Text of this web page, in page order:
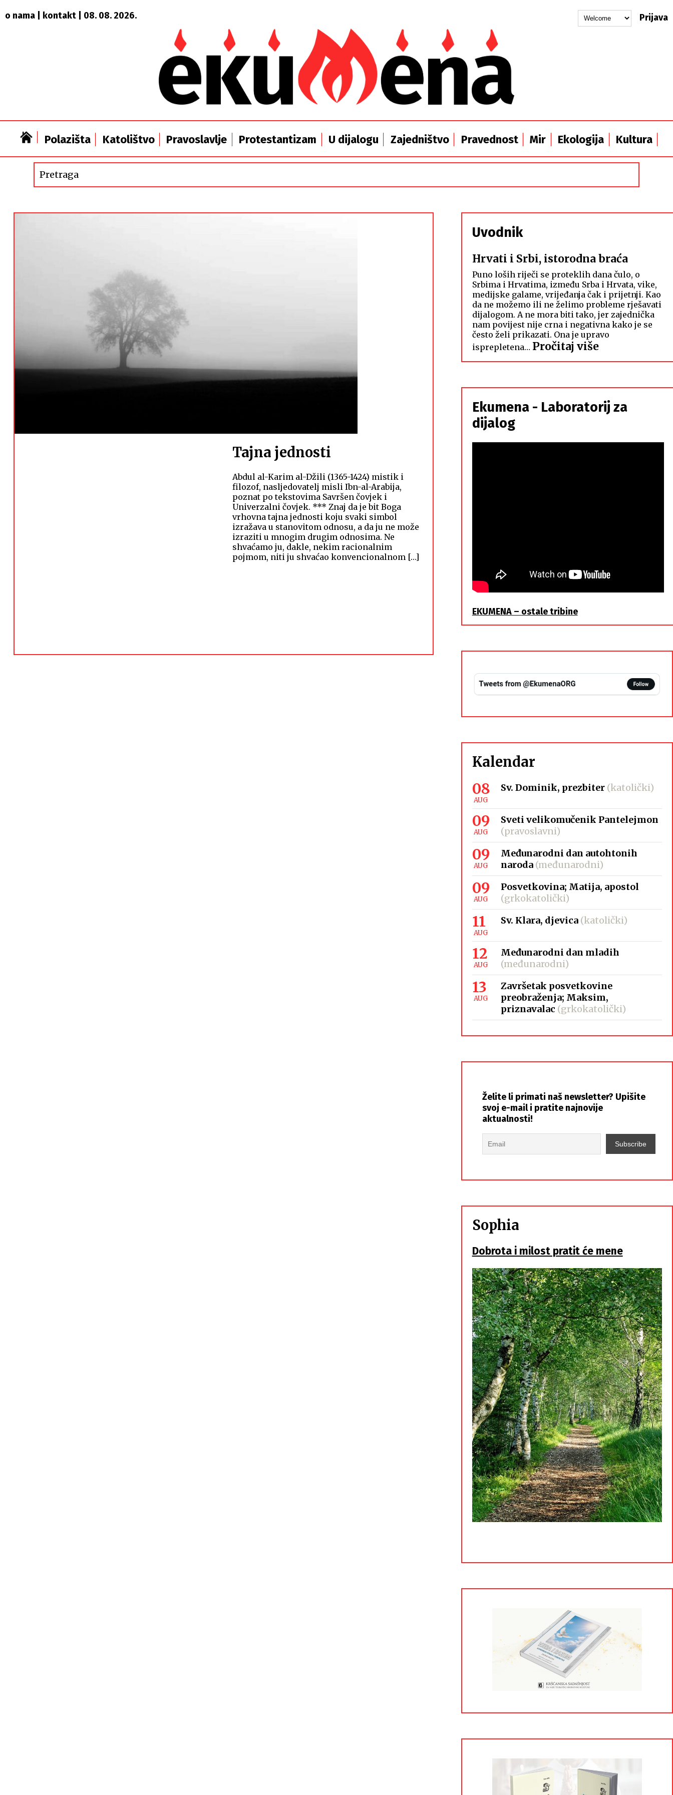
o nama kontakt | 08. 08. 2026. Prijava
Polazišta Katolištvo Pravoslavlje Protestantizam U dijalogu Zajedništvo Pravednost Mir Ekologija Kultura
Tajna jednosti
Abdul al-Karim al-Džili (1365-1424) mistik i
filozof, nasljedovatelj misli Ibn-al-Arabija,
poznat po tekstovima Savršen čovjek i
Univerzalni čovjek. *** Znaj da je bit Boga
vrhovna tajna jednosti koju svaki simbol
izražava u stanovitom odnosu, a da ju ne može
izraziti u mnogim drugim odnosima. Ne
shvaćamo ju, dakle, nekim racionalnim
pojmom, niti ju shvaćao konvencionalnom […]
Uvodnik
Hrvati i Srbi, istorodna braća
Puno loših riječi se proteklih dana čulo, o
Srbima i Hrvatima, između Srba i Hrvata, vike,
medijske galame, vrijeđanja čak i prijetnji. Kao
da ne možemo ili ne želimo probleme rješavati
dijalogom. A ne mora biti tako, jer zajednička
nam povijest nije crna i negativna kako je se
često želi prikazati. Ona je upravo
isprepletena… Pročitaj više:
Hrvati
Srbi,
istorodna
braća
Ekumena - Laboratorij za
dijalog
EKUMENA – ostale tribine
Kalendar
08
AUG
Sv. Dominik, prezbiter (katolički)
09
AUG
Sveti velikomučenik Pantelejmon
(pravoslavni)
09
AUG
Međunarodni dan autohtonih
naroda (međunarodni)
09
AUG
Posvetkovina; Matija, apostol
(grkokatolički)
11
AUG
Sv. Klara, djevica (katolički)
12
AUG
Međunarodni dan mladih
(međunarodni)
13
AUG
Završetak posvetkovine
preobraženja; Maksim,
priznavalac (grkokatolički)
Želite li primati naš newsletter? Upišite
svoj e-mail i pratite najnovije
aktualnosti!
Sophia
Dobrota i milost pratit će mene